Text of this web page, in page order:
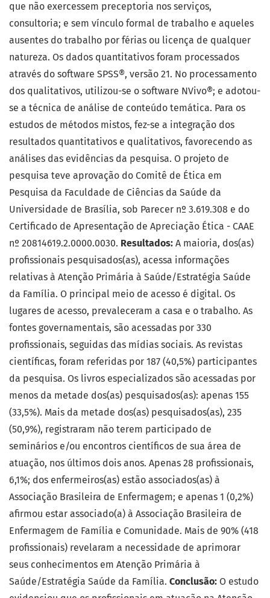
que não exercessem preceptoria nos serviços,
consultoria; e sem vínculo formal de trabalho e aqueles
ausentes do trabalho por férias ou licença de qualquer
natureza. Os dados quantitativos foram processados
através do software SPSS®, versão 21. No processamento
dos qualitativos, utilizou-se o software NVivo®; e adotou-
se a técnica de análise de conteúdo temática. Para os
estudos de métodos mistos, fez-se a integração dos
resultados quantitativos e qualitativos, favorecendo as
análises das evidências da pesquisa. O projeto de
pesquisa teve aprovação do Comitê de Ética em
Pesquisa da Faculdade de Ciências da Saúde da
Universidade de Brasília, sob Parecer nº 3.619.308 e do
Certificado de Apresentação de Apreciação Ética - CAAE
nº 20814619.2.0000.0030. Resultados: A maioria, dos(as)
profissionais pesquisados(as), acessa informações
relativas à Atenção Primária à Saúde/Estratégia Saúde
da Família. O principal meio de acesso é digital. Os
lugares de acesso, prevaleceram a casa e o trabalho. As
fontes governamentais, são acessadas por 330
profissionais, seguidas das mídias sociais. As revistas
científicas, foram referidas por 187 (40,5%) participantes
da pesquisa. Os livros especializados são acessadas por
menos da metade dos(as) pesquisados(as): apenas 155
(33,5%). Mais da metade dos(as) pesquisados(as), 235
(50,9%), registraram não terem participado de
seminários e/ou encontros científicos de sua área de
atuação, nos últimos dois anos. Apenas 28 profissionais,
6,1%; dos enfermeiros(as) estão associados(as) à
Associação Brasileira de Enfermagem; e apenas 1 (0,2%)
afirmou estar associado(a) à Associação Brasileira de
Enfermagem de Família e Comunidade. Mais de 90% (418
profissionais) revelaram a necessidade de aprimorar
seus conhecimentos em Atenção Primária à
Saúde/Estratégia Saúde da Família. Conclusão: O estudo